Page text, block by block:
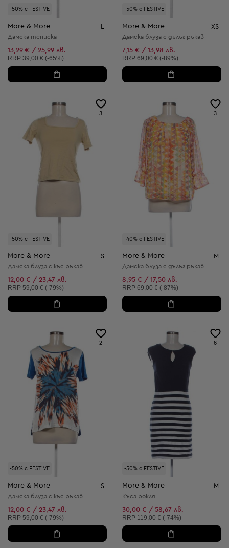
-50% с FESTIVE
More & More
Дамска тениска
13,29 € / 25,99 лв.
Препоръчителна цена:
RRP 39,00 € (-65%)
-50% с FESTIVE
More & More XS
Дамска блуза с дълъг ръкав
7,15 € / 13,98 лв.
Препоръчителна цена:
RRP 69,00 € (-89%)
-50% с FESTIVE
3
More & More S
Дамска блуза с къс ръкав
12,00 € / 23,47 лв.
Препоръчителна цена:
RRP 59,00 € (-79%)
-40% с FESTIVE
3
More & More M
Дамска блуза с дълъг ръкав
8,95 € / 17,50 лв.
Препоръчителна цена:
RRP 69,00 € (-87%)
-50% с FESTIVE
2
More & More S
Дамска блуза с къс ръкав
12,00 € / 23,47 лв.
Препоръчителна цена:
RRP 59,00 € (-79%)
-50% с FESTIVE
6
More & More M
Къса рокля
30,00 € / 58,67 лв.
Препоръчителна цена:
RRP 119,00 € (-74%)